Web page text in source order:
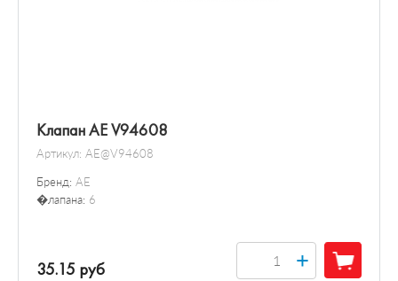
Клапан AE V94608
Артикул: AE@V94608
Бренд: AE
�лапана: 6
35.15 руб +